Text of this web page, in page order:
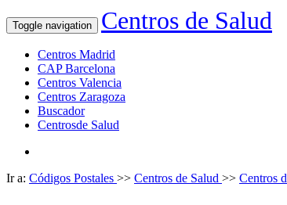
Toggle navigation Centros de Salud
Centros Madrid
CAP Barcelona
Centros Valencia
Centros Zaragoza
Buscador
Centrosde Salud
Ir a: Códigos Postales >> Centros de Salud >> Centros